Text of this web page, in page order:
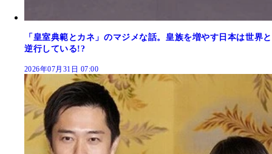
「皇室典範とカネ」のマジメな話。皇族を増やす日本は世界と
逆行している!?
2026年07月31日 07:00